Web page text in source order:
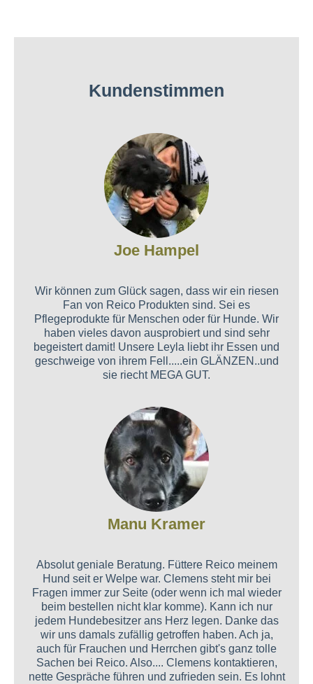
Kundenstimmen
Joe Hampel
Wir können zum Glück sagen, dass wir ein riesen
Fan von Reico Produkten sind. Sei es
Pflegeprodukte für Menschen oder für Hunde. Wir
haben vieles davon ausprobiert und sind sehr
begeistert damit! Unsere Leyla liebt ihr Essen und
geschweige von ihrem Fell.....ein GLÄNZEN..und
sie riecht MEGA GUT.
Absolut geniale Beratung. Füttere Reico meinem
Hund seit er Welpe war. Clemens steht mir bei
Fragen immer zur Seite (oder wenn ich mal wieder
beim bestellen nicht klar komme). Kann ich nur
jedem Hundebesitzer ans Herz legen. Danke das
wir uns damals zufällig getroffen haben. Ach ja,
auch für Frauchen und Herrchen gibt's ganz tolle
Sachen bei Reico. Also.... Clemens kontaktieren,
nette Gespräche führen und zufrieden sein. Es lohnt
Manu Kramer